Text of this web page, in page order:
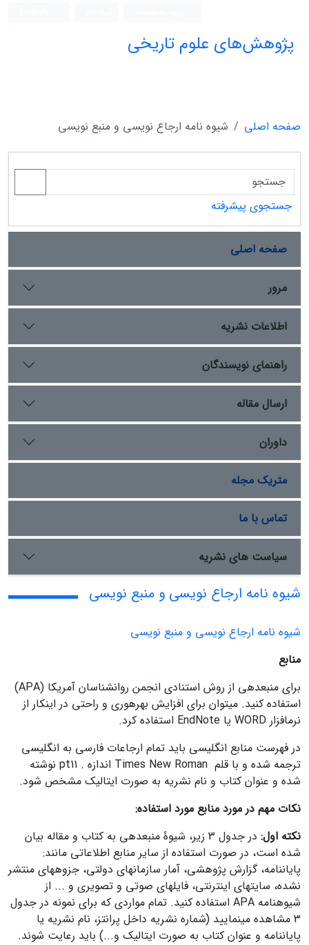
پژوهش‌های علوم تاریخی
صفحه اصلی شیوه نامه ارجاع نویسی و منبع نویسی
جستجوی پیشرفته
صفحه اصلی
مرور
اطلاعات نشریه
راهنمای نویسندگان
ارسال مقاله
داوران
متریک مجله
تماس با ما
سیاست های نشریه
شیوه نامه ارجاع نویسی و منبع نویسی
شیوه نامه ارجاع نویسی و منبع نویسی
منابع
برای منبع‎دهی از روش استنادی انجمن روانشناسان آمریکا (APA)
استفاده کنید. می‎توان برای افزایش بهره‎وری و راحتی در این‎کار از
نرم­افزار WORD یا EndNote استفاده کرد.
‎در فهرست منابع انگلیسی باید تمام ارجاعات فارسی به انگلیسی
ترجمه شده و با قلم Times New Roman اندازه . pt11 نوشته
شده و عنوان کتاب و نام نشریه به صورت ایتالیک مشخص شود.
نکات مهم در مورد منابع مورد استفاده:
نکته اول:
در جدول 3 زیر، شیوۀ منبع‎دهی به کتاب و مقاله بیان
شده است، در صورت استفاده از سایر منابع اطلاعاتی مانند:
پایان‎نامه، گزارش پژوهشی، آمار سازمان‎های دولتی، جزوه‎های منتشر
نشده، سایت‎های اینترنتی، فایل‎های صوتی و تصویری و ... از
شیوه‎نامه APA استفاده کنید. تمام مواردی که برای نمونه در جدول
3 مشاهده می‎نمایید (شماره نشریه داخل پرانتز، نام نشریه یا
پایان‎نامه و عنوان کتاب به صورت ایتالیک و...) باید رعایت شوند.